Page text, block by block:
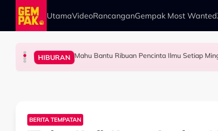
Skip to main content
UtamaVideoRancanganGempak Most Wanted
SELEBRITI "Aku Ada Kisah Yang Satu Malaysia Pernah
HIBURAN Mahu Bantu Ribuan Pencinta Ilmu Setiap
BERITA Aliff Rakib Hadiah Rumah RM1 Juta Kepada Ibu
SELEBRITI Big Stage Rocketfuel: Tiada Penyingkiran
BERITA TEMPATAN